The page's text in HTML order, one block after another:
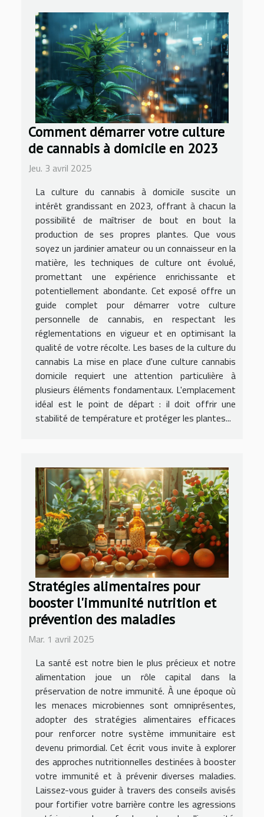
Comment démarrer votre culture
de cannabis à domicile en 2023
Jeu. 3 avril 2025
La culture du cannabis à domicile suscite un
intérêt grandissant en 2023, offrant à chacun la
possibilité de maîtriser de bout en bout la
production de ses propres plantes. Que vous
soyez un jardinier amateur ou un connaisseur en la
matière, les techniques de culture ont évolué,
promettant une expérience enrichissante et
potentiellement abondante. Cet exposé offre un
guide complet pour démarrer votre culture
personnelle de cannabis, en respectant les
réglementations en vigueur et en optimisant la
qualité de votre récolte. Les bases de la culture du
cannabis La mise en place d'une culture cannabis
domicile requiert une attention particulière à
plusieurs éléments fondamentaux. L'emplacement
idéal est le point de départ : il doit offrir une
stabilité de température et protéger les plantes...
Stratégies alimentaires pour
booster l'immunité nutrition et
prévention des maladies
Mar. 1 avril 2025
La santé est notre bien le plus précieux et notre
alimentation joue un rôle capital dans la
préservation de notre immunité. À une époque où
les menaces microbiennes sont omniprésentes,
adopter des stratégies alimentaires efficaces
pour renforcer notre système immunitaire est
devenu primordial. Cet écrit vous invite à explorer
des approches nutritionnelles destinées à booster
votre immunité et à prévenir diverses maladies.
Laissez-vous guider à travers des conseils avisés
pour fortifier votre barrière contre les agressions